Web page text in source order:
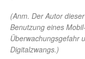
(Anm. Der Autor
Benutzung eines
Überwachungsgefahr
Digitalzwangs.)